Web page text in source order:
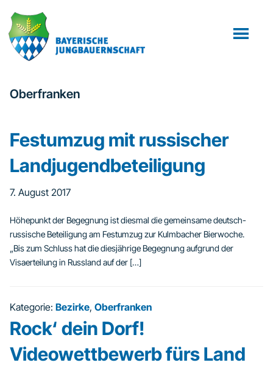
Inhalt
springen
Fußzeile
springen
Oberfranken
Festumzug mit russischer
Landjugendbeteiligung
7. August 2017
Höhepunkt der Begegnung ist diesmal die gemeinsame deutsch-
russische Beteiligung am Festumzug zur Kulmbacher Bierwoche.
„Bis zum Schluss hat die diesjährige Begegnung aufgrund der
Visaerteilung in Russland auf der […]
Kategorie: Bezirke, Oberfranken
Rock‘ dein Dorf!
Videowettbewerb fürs Land